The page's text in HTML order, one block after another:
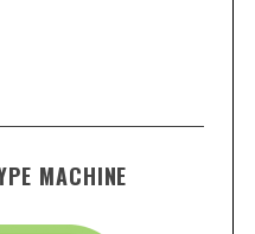
MACHINE